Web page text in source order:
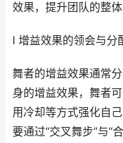
效果，提升团队的整体
I 增益效果的领会与分
舞者的增益效果通常
身的增益效果，舞者
用冷却等方式强化自
要通过“交叉舞步”与“